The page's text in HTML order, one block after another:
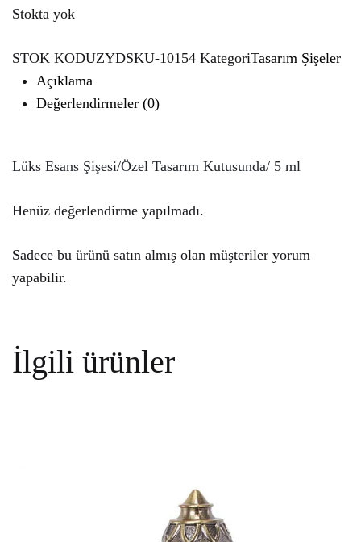
Stokta yok
STOK KODUZYDSKU-10154 KategoriTasarım Şişeler
Açıklama
Değerlendirmeler (0)
Lüks Esans Şişesi/Özel Tasarım Kutusunda/ 5 ml
Henüz değerlendirme yapılmadı.
Sadece bu ürünü satın almış olan müşteriler yorum
yapabilir.
İlgili ürünler